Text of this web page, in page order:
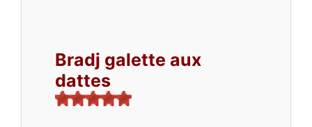
Bradj galette aux
dattes